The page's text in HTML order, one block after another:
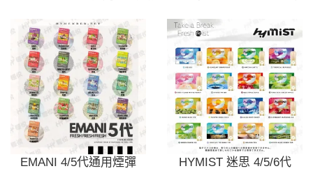
EMANI 4/5代通用煙彈
HYMIST 迷思 4/5/6代